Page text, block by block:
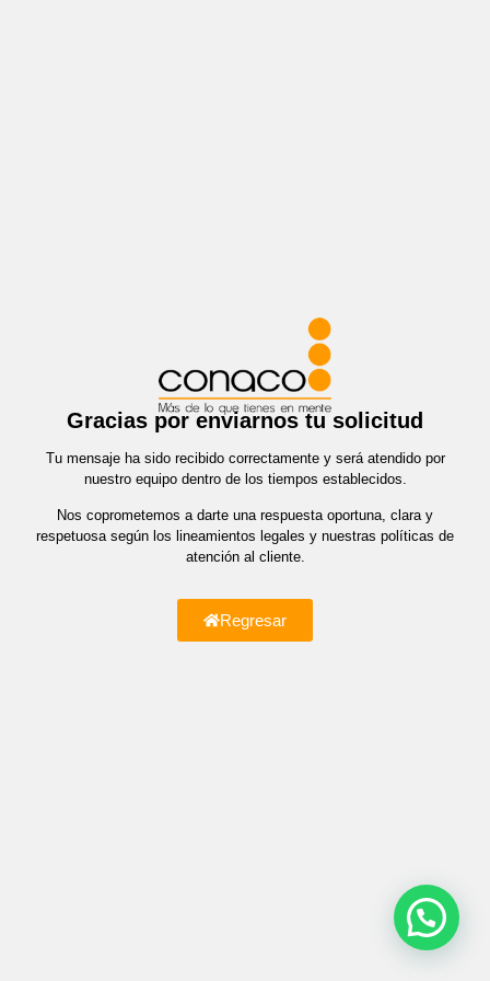
Gracias por enviarnos tu solicitud
Tu mensaje ha sido recibido correctamente y será atendido por
nuestro equipo dentro de los tiempos establecidos.
Nos coprometemos a darte una respuesta oportuna, clara y
respetuosa según los lineamientos legales y nuestras políticas de
atención al cliente.
Regresar